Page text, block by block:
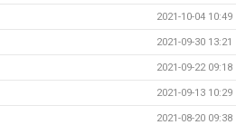
2021-10-04 10:49
2021-09-30 13:21
2021-09-22 09:18
2021-09-13 10:29
2021-08-20 09:38